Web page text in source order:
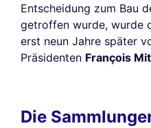
Entscheidung zum Bau
getroffen wurde, wurde
erst neun Jahre später
Präsidenten François
Die